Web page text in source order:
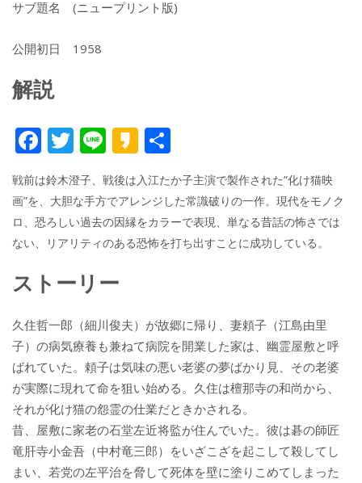
サブ題名 (ニュープリント版)
公開初日 1958
解説
F
ac
e
b
o
o
k
T
w
itt
er
Li
n
e
K
a
k
a
o
有
戦前は鈴木澄子、戦後は入江たか子主演で製作された“化け猫映
画”を、大胆な手方でアレンジした常識破りの一作。現代をモノク
ロ、恐ろしい過去の因縁をカラーで表現、単なる昔話の怖さでは
ない、リアリティのある恐怖を打ち出すことに成功している。
ストーリー
久住哲一郎（細川俊夫）が故郷に帰り、妻頼子（江島由里
子）の病気療養も兼ねて病院を開業した家は、幽霊屋敷と呼
ばれていた。頼子は気味の悪い老婆の夢ばかり見、その老婆
が実際に現れて命を狙い始める。久住は檀那寺の和尚から、
それが化け猫の怨霊の仕業だときかされる。
昔、屋敷に家老の石堂左近将監が住んでいた。彼は碁の師匠
竜肝寺小金吾（中村竜三郎）をいざこざを起こして殺してし
まい、若党の左平治を脅して死体を壁に塗りこめてしまった